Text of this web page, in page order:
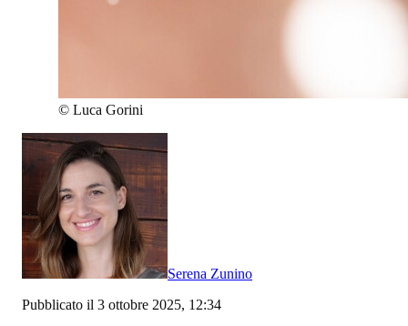
© Luca Gorini
Serena Zunino
Pubblicato il 3 ottobre 2025, 12:34